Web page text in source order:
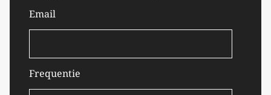
Email
Frequentie